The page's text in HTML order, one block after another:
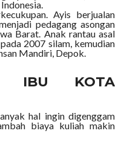
Ayis berjualan
pedagang asongan
Barat. Anak rantau asal
2007 silam, kemudian
Mandiri, Depok.
IBU KOTA
hal ingin digenggam
biaya kuliah makin